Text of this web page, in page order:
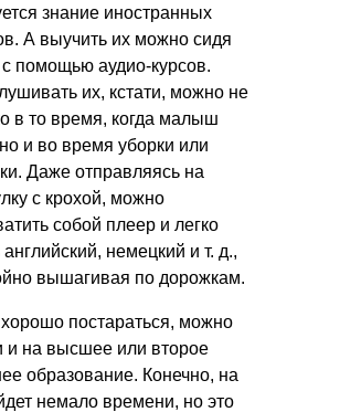
знание иностранных
А выучить их можно сидя
помощью аудио-курсов.
их, кстати, можно не
в то время, когда малыш
и во время уборки или
Даже отправляясь на
с крохой, можно
собой плеер и легко
английский, немецкий и т. д.,
вышагивая по дорожкам.
постараться, можно
и на высшее или второе
образование. Конечно, на
немало времени, но это